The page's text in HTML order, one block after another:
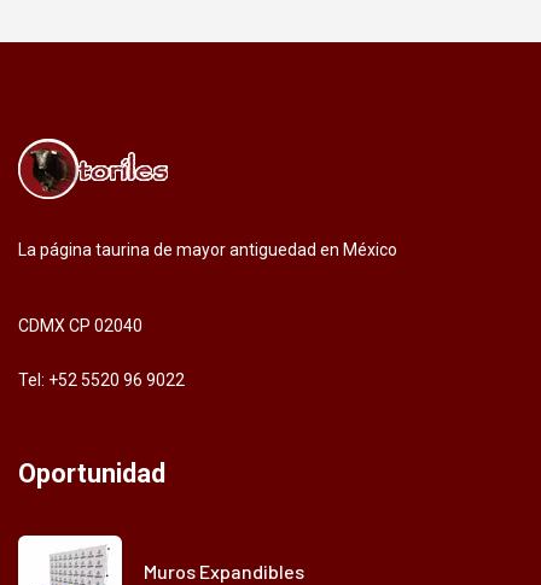
La página taurina de mayor antiguedad en México
CDMX CP 02040
Tel: +52 5520 96 9022
Oportunidad
Muros Expandibles